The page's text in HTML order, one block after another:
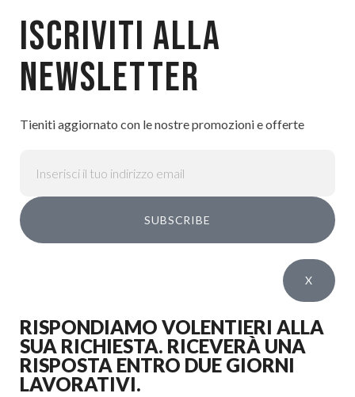
ISCRIVITI ALLA
NEWSLETTER
Tieniti aggiornato con le nostre promozioni e offerte
SUBSCRIBE
X
RISPONDIAMO VOLENTIERI ALLA
SUA RICHIESTA. RICEVERÀ UNA
RISPOSTA ENTRO DUE GIORNI
LAVORATIVI.